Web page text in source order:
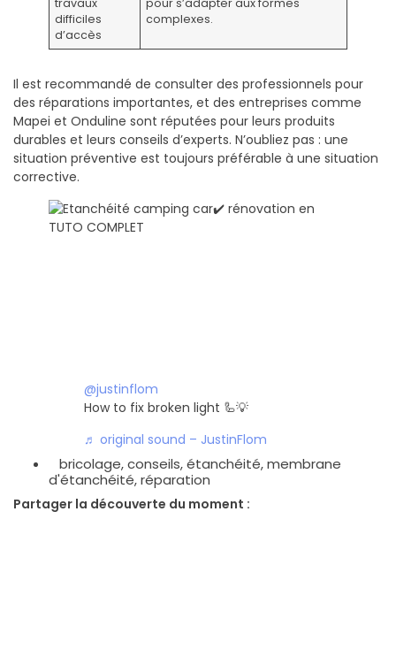
difficiles
d’accès
complexes.
Il est recommandé de consulter des professionnels pour
des réparations importantes, et des entreprises comme
Mapei et Onduline sont réputées pour leurs produits
durables et leurs conseils d’experts. N’oubliez pas : une
situation préventive est toujours préférable à une situation
corrective.
@justinflom
How to fix broken light 🦾💡
♬ original sound – JustinFlom
bricolage,conseils,étanchéité,membrane
d'étanchéité,réparation
Partager la découverte du moment :